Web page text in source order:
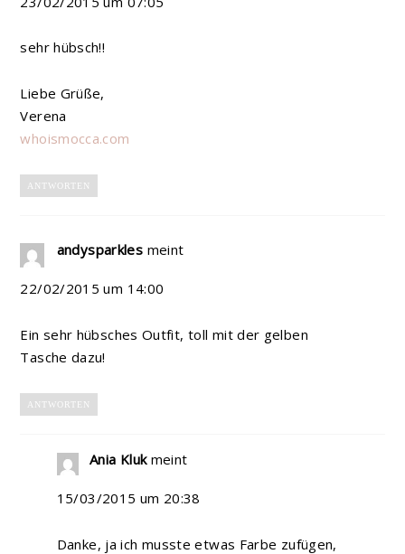
sehr hübsch!!
Liebe Grüße,
Verena
whoismocca.com
ANTWORTEN
andysparkles meint
22/02/2015 um 14:00
Ein sehr hübsches Outfit, toll mit der gelben
Tasche dazu!
ANTWORTEN
Ania Kluk meint
15/03/2015 um 20:38
Danke, ja ich musste etwas Farbe zufügen,